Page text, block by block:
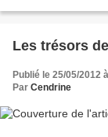
Les trésors
Publié le 25/05/2012
Par Cendrine